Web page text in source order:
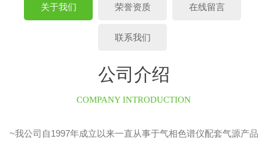
关于我们 荣誉资质 在线留言
联系我们
公司介绍
COMPANY INTRODUCTION
~我公司自1997年成立以来一直从事于气相色谱仪配套气源产品